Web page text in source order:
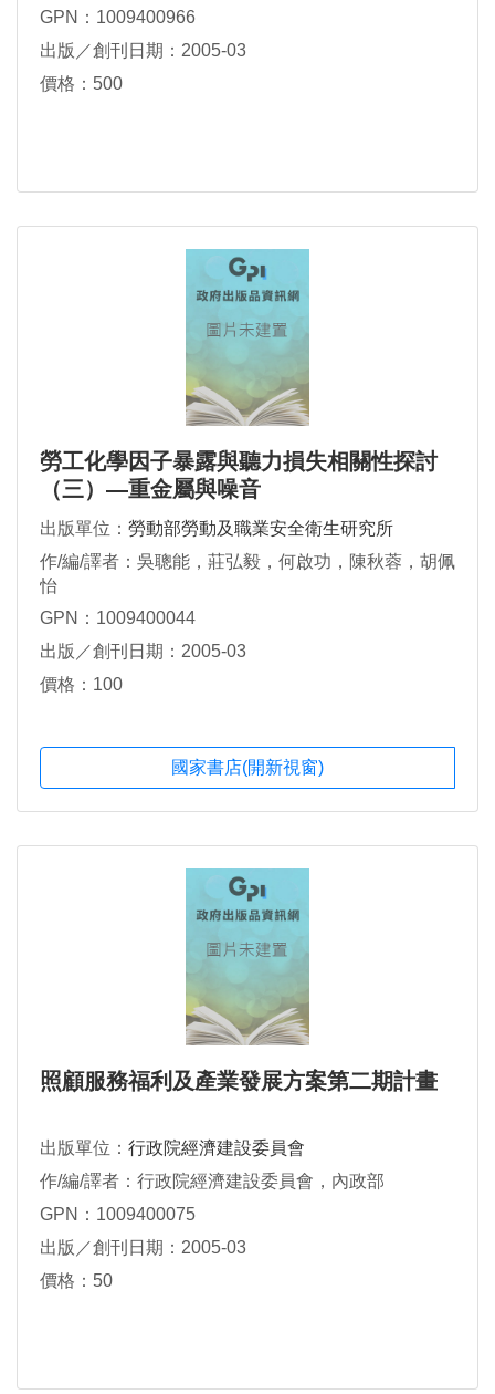
GPN：1009400966
出版／創刊日期：2005-03
價格：500
勞工化學因子暴露與聽力損失相關性探討
（三）—重金屬與噪音
出版單位： 勞動部勞動及職業安全衛生研究所
作/編/譯者：吳聰能，莊弘毅，何啟功，陳秋蓉，胡佩
怡
GPN：1009400044
出版／創刊日期：2005-03
價格：100
國家書店(開新視窗)
照顧服務福利及產業發展方案第二期計畫
出版單位： 行政院經濟建設委員會
作/編/譯者：行政院經濟建設委員會，內政部
GPN：1009400075
出版／創刊日期：2005-03
價格：50